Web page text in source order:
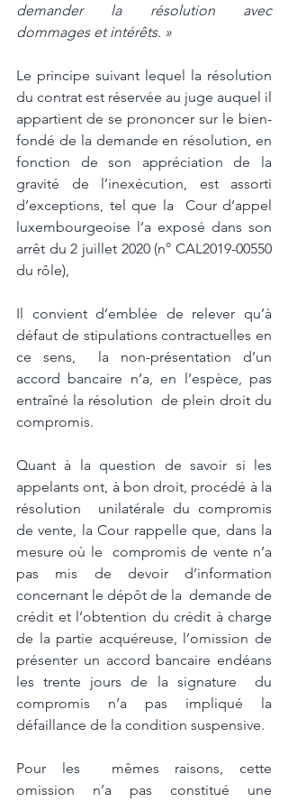
demander la résolution avec
dommages et intérêts. »
Le principe suivant lequel la résolution
du contrat est réservée au juge auquel il
appartient de se prononcer sur le bien-
fondé de la demande en résolution, en
fonction de son appréciation de la
gravité de l’inexécution, est assorti
d’exceptions, tel que la  Cour d’appel
luxembourgeoise l’a exposé dans son
arrêt du 2 juillet 2020 (n° CAL2019-00550
du rôle),
Il convient d’emblée de relever qu’à
défaut de stipulations contractuelles en
ce sens,  la non-présentation d’un
accord bancaire n’a, en l’espèce, pas
entraîné la résolution  de plein droit du
compromis.
Quant à la question de savoir si les
appelants ont, à bon droit, procédé à la
résolution  unilatérale du compromis
de vente, la Cour rappelle que, dans la
mesure où le  compromis de vente n’a
pas mis de devoir d’information
concernant le dépôt de la  demande de
crédit et l’obtention du crédit à charge
de la partie acquéreuse, l’omission de
présenter un accord bancaire endéans
les trente jours de la signature  du
compromis n’a pas impliqué la
défaillance de la condition suspensive.
Pour les  mêmes raisons, cette
omission n’a pas constitué une